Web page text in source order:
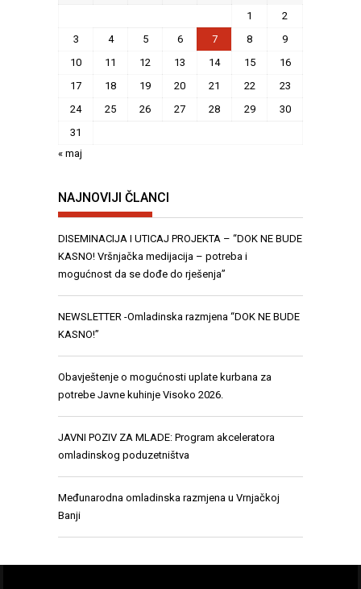
1
2
3
4 5 6 7 8
9
10
11 12 13 14 15
16
17
18 19 20 21 22
23
24
25 26 27 28 29
30
31
« maj
NAJNOVIJI ČLANCI
DISEMINACIJA I UTICAJ PROJEKTA – “DOK NE BUDE
KASNO! Vršnjačka medijacija – potreba i
mogućnost da se dođe do rješenja”
NEWSLETTER -Omladinska razmjena “DOK NE BUDE
KASNO!”
Obavještenje o mogućnosti uplate kurbana za
potrebe Javne kuhinje Visoko 2026.
JAVNI POZIV ZA MLADE: Program akceleratora
omladinskog poduzetništva
Međunarodna omladinska razmjena u Vrnjačkoj
Banji